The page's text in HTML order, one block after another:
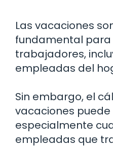
Las vacaciones
fundamental para
trabajadores,
empleadas del
Sin embargo, el
vacaciones
especialmente
empleadas que